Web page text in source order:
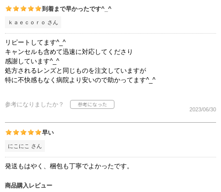
到着まで早かったです^_^
ｋａｅｃｏｒｏ さん
リピートしてます^_^
キャンセルも含めて迅速に対応してくださり
感謝しています^_^
処方されるレンズと同じものを注文していますが
特に不快感もなく病院より安いので助かってます^_^
参考になりましたか？
2023/06/30
早い
にこにこ さん
発送もはやく、梱包も丁寧でよかったです。
商品購入レビュー